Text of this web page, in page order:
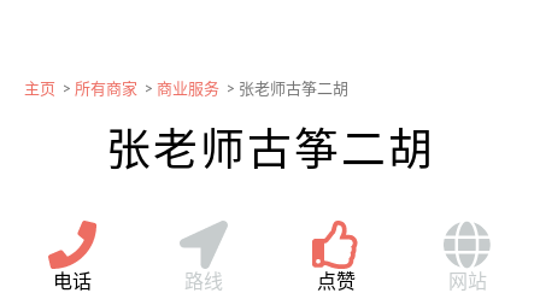
主页 > 所有商家 > 商业服务 > 张老师古筝二胡
张老师古筝二胡
电话 路线 点赞 网站